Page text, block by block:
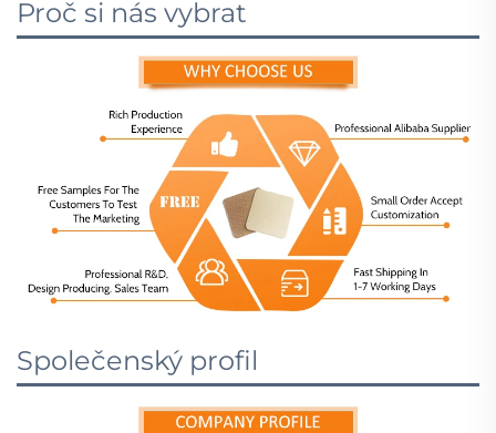
Proč si nás vybrat
Společenský profil